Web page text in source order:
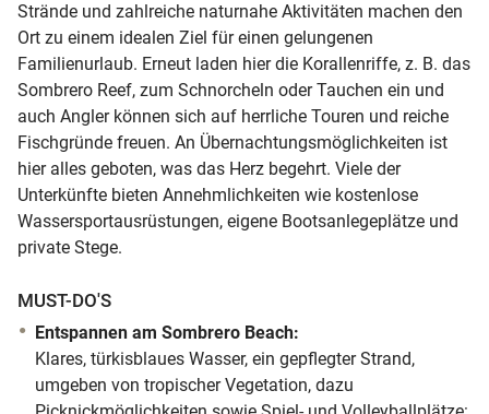
Strände und zahlreiche naturnahe Aktivitäten machen den
Ort zu einem idealen Ziel für einen gelungenen
Familienurlaub. Erneut laden hier die Korallenriffe, z. B. das
Sombrero Reef, zum Schnorcheln oder Tauchen ein und
auch Angler können sich auf herrliche Touren und reiche
Fischgründe freuen. An Übernachtungsmöglichkeiten ist
hier alles geboten, was das Herz begehrt. Viele der
Unterkünfte bieten Annehmlichkeiten wie kostenlose
Wassersportausrüstungen, eigene Bootsanlegeplätze und
private Stege.
MUST-DO'S
Entspannen am Sombrero Beach:
Klares, türkisblaues Wasser, ein gepflegter Strand,
umgeben von tropischer Vegetation, dazu